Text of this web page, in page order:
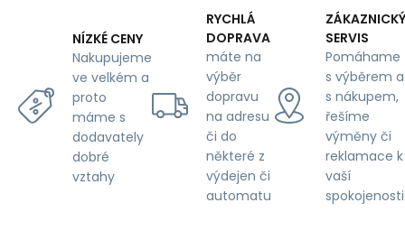
na
bílém
NÍZKÉ CENY
Nakupujeme
ve velkém a
proto
máme s
dodavately
dobré
vztahy
RYCHLÁ
DOPRAVA
máte na
výběr
dopravu
na adresu
či do
některé z
výdejen či
automatu
ZÁKAZNICKÝ
SERVIS
Pomáhame
s výběrem a
s nákupem,
řešíme
výměny či
reklamace k
vaší
spokojenosti